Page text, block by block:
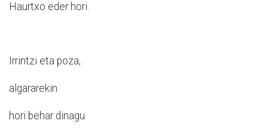
Haurtxo eder hori.
Irrintzi eta poza,
algararekin
hori behar dinagu